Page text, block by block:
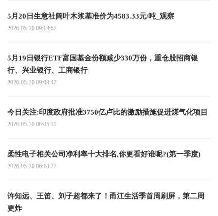
5月20日生意社阔叶木浆基准价为4583.33元/吨_观察
2026-05-20 09:13:57
5月19日银行ETF富国基金份额减少330万份，重仓股招商银
行、兴业银行、工商银行
2026-05-20 09:08:47
今日关注:印度政府批准3750亿卢比的激励措施促进煤气化项目
2026-05-20 06:05:31
柔性电子相关公司净利率十大排名,你更看好谁呢?(第一季度)
2026-05-20 06:14:27
许知远、王笛、刘子超都来了！甬江生活季首周刷屏，第二周
更炸